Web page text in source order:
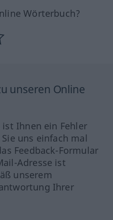
Wörterbuch?
unseren Online
Ihnen ein Fehler
uns einfach mal
Feedback-Formular
Adresse ist
unserem
Ihrer